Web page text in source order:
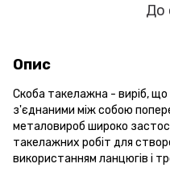
До
Опис
Скоба такелажна - виріб,
з'єднаними між собою
металовироб широко
такелажних робіт для
використанням ланцюгів і